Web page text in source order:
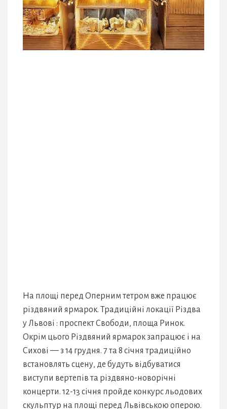
На площі перед Оперним тетром вже працює
різдвяний ярмарок. Традиційні локації Різдва
у Львові : проспект Свободи, площа Ринок.
Окрім цього Різдвяний ярмарок запрацює і на
Сихові — з 14 грудня. 7 та 8 січня традиційно
встановлять сцену, де будуть відбуватися
виступи вертепів та різдвяно-новорічні
концерти. 12-13 січня пройде конкурс льодових
скульптур на площі перед Львівською оперою.